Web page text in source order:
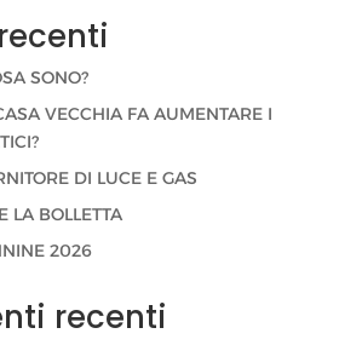
SONO?
VECCHIA FA AUMENTARE I
DI LUCE E GAS
LA BOLLETTA
2026
recenti